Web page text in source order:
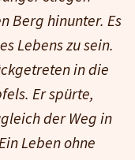
Berg hinunter. Es
Lebens zu sein.
in die
Er spürte,
der Weg in
Leben ohne